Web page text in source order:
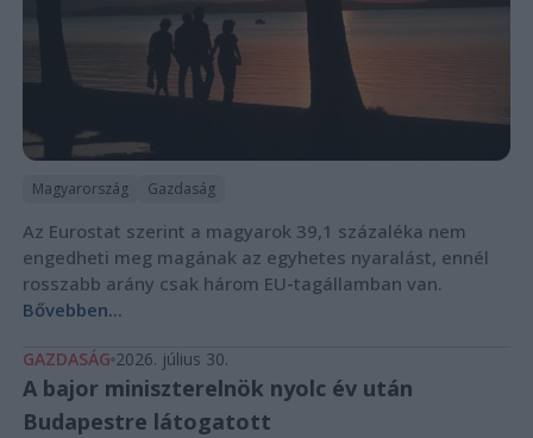
Magyarország Gazdaság
Az Eurostat szerint a magyarok 39,1 százaléka nem
engedheti meg magának az egyhetes nyaralást, ennél
rosszabb arány csak három EU-tagállamban van.
Bővebben...
GAZDASÁG 2026. július 30.
A bajor miniszterelnök nyolc év után
Budapestre látogatott